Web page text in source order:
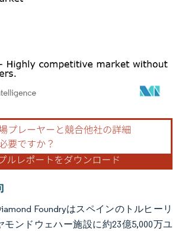
。再利用にはCC BY 4.0の表示が必要です。
Foundryはスペインのトルヒーリ
モンドウェハー施設に約23億5,000万ユ